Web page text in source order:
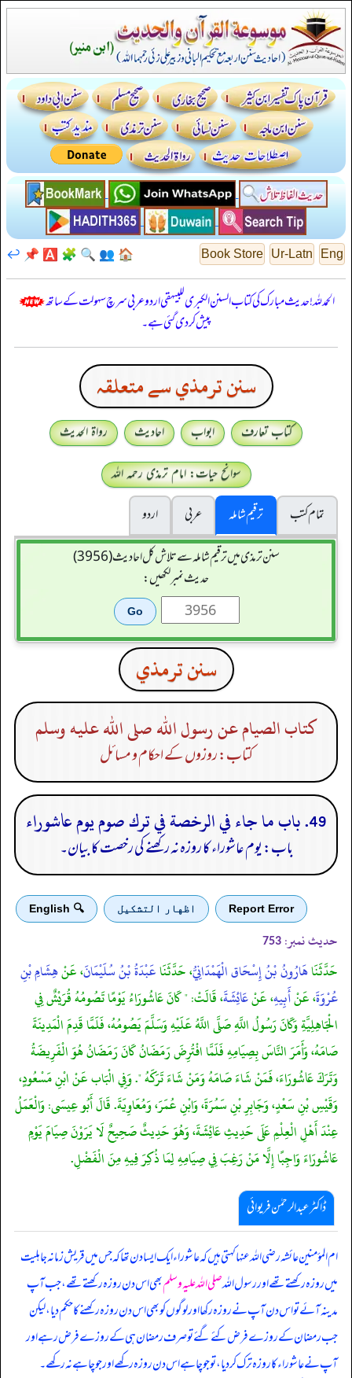
Eng
Ur-Latn
Book Store
🏠
👥
🔍
🧩
🅰️
📌
↩️
الحمدللہ! حدیث مبارک کی کتاب السنن الكبرى للبيهقي اردو عربی سرچ سہولت کے ساتھ
پیش کر دی گئی ہے۔
سنن ترمذي سے متعلقہ
کتاب تعارف ابواب احادیث
رواۃ الحدیث
سوانح حیات: امام ترمذی رحمہ اللہ
تمام کتب
ترقیم شاملہ عربی
اردو
سنن ترمذی میں ترقیم شاملہ سے تلاش کل احادیث (3956)
حدیث نمبر لکھیں:
سنن ترمذي
كتاب الصيام عن رسول الله صلى الله عليه وسلم
کتاب: روزوں کے احکام و مسائل
49. باب ما جاء في الرخصة في ترك صوم يوم عاشوراء
باب: یوم عاشوراء کا روزہ نہ رکھنے کی رخصت کا بیان۔
Report Error اظهار التشكيل 🔍 English
حدیث نمبر: 753
حَدَّثَنَاهَارُونُ بْنُ إِسْحَاق الْهَمْدَانِيُّ، حَدَّثَنَاعَبْدَةُ بْنُ سُلَيْمَانَ، عَنْهِشَامِ بْنِ
عُرْوَةَ، عَنْأَبِيهِ، عَنْعَائِشَةَ، قَالَتْ: " كَانَ عَاشُورَاءُ يَوْمًا تَصُومُهُ قُرَيْشٌ فِي
الْجَاهِلِيَّةِ وَكَانَ رَسُولُ اللَّهِ صَلَّى اللَّهُ عَلَيْهِ وَسَلَّمَ يَصُومُهُ، فَلَمَّا قَدِمَ الْمَدِينَةَ
صَامَهُ، وَأَمَرَ النَّاسَ بِصِيَامِهِ فَلَمَّا افْتُرِضَ رَمَضَانُ كَانَ رَمَضَانُ هُوَ الْفَرِيضَةُ
وَتَرَكَ عَاشُورَاءَ، فَمَنْ شَاءَ صَامَهُ وَمَنْ شَاءَ تَرَكَهُ ". وَفِي الْبَاب عَنْ ابْنِ مَسْعُودٍ،
وَقَيْسِ بْنِ سَعْدٍ، وَجَابِرِ بْنِ سَمُرَةَ، وَابْنِ عُمَرَ، وَمُعَاوِيَةَ. قَالَ أَبُو عِيسَى: وَالْعَمَلُ
عِنْدَ أَهْلِ الْعِلْمِ عَلَى حَدِيثِ عَائِشَةَ، وَهُوَ حَدِيثٌ صَحِيحٌ لَا يَرَوْنَ صِيَامَ يَوْمِ
عَاشُورَاءَ وَاجِبًا إِلَّا مَنْ رَغِبَ فِي صِيَامِهِ لِمَا ذُكِرَ فِيهِ مِنَ الْفَضْلِ.
ڈاکٹر عبدالرحمٰن فریوائی
ام المؤمنین عائشہ رضی الله عنہا کہتی ہیں کہعاشوراء ایک ایسا دن تھا کہ جس میں قریش زمانہ جاہلیت
میں روزہ رکھتے تھے اور رسول اللہصلی اللہ علیہ وسلمبھی اس دن روزہ رکھتے تھے، جب آپ
مدینہ آئے تو اس دن آپ نے روزہ رکھا اور لوگوں کو بھی اس دن روزہ رکھنے کا حکم دیا، لیکن
جب رمضان کے روزے فرض کئے گئے تو صرف رمضان ہی کے روزے فرض رہے اور
آپ نے عاشوراء کا روزہ ترک کر دیا، تو جو چاہے اس دن روزہ رکھے اور جو چاہے نہ رکھے۔